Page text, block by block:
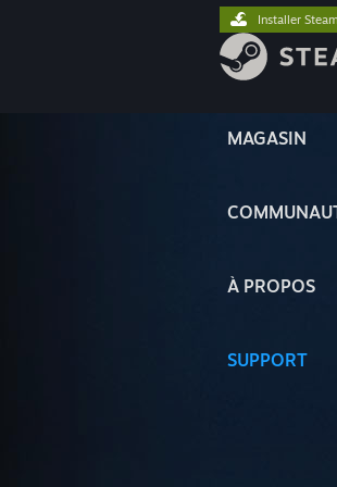
MAGASIN
À PROPOS
SUPPORT
Installer Steam